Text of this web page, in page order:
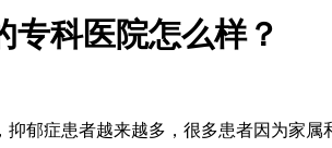
专科医院怎么样？
郁症患者越来越多，很多患者因为家